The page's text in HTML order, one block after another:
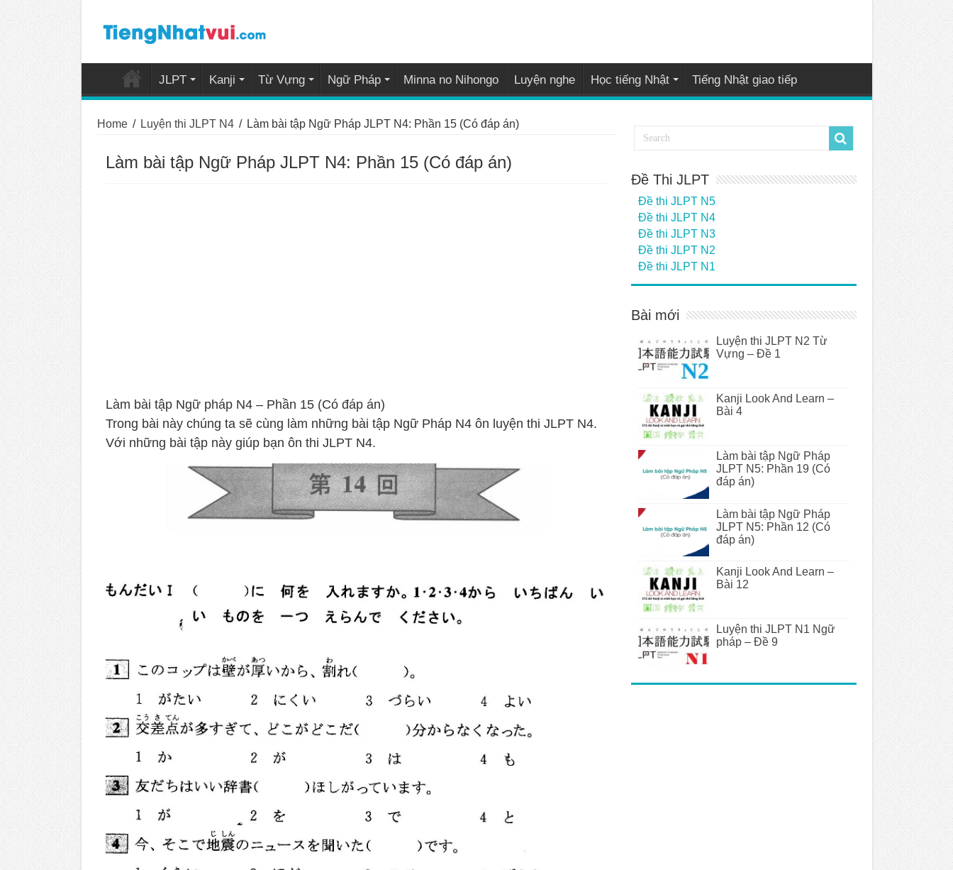
JLPT Kanji Từ Vựng Ngữ Pháp Minna no Nihongo Luyện nghe Học tiếng Nhật Tiếng Nhật giao tiếp
Home / Luyện thi JLPT N4 / Làm bài tập Ngữ Pháp JLPT N4: Phần 15 (Có đáp án)
Làm bài tập Ngữ Pháp JLPT N4: Phần 15 (Có đáp án)
Làm bài tập Ngữ pháp N4 – Phần 15 (Có đáp án)
Trong bài này chúng ta sẽ cùng làm những bài tập Ngữ Pháp N4 ôn luyện thi JLPT N4.
Với những bài tập này giúp bạn ôn thi JLPT N4.
Đề Thi JLPT
Đề thi JLPT N5
Đề thi JLPT N4
Đề thi JLPT N3
Đề thi JLPT N2
Đề thi JLPT N1
Bài mới
Luyện thi JLPT N2 Từ
Vựng – Đề 1
Kanji Look And Learn –
Bài 4
Làm bài tập Ngữ Pháp
JLPT N5: Phần 19 (Có
đáp án)
Làm bài tập Ngữ Pháp
JLPT N5: Phần 12 (Có
đáp án)
Kanji Look And Learn –
Bài 12
Luyện thi JLPT N1 Ngữ
pháp – Đề 9